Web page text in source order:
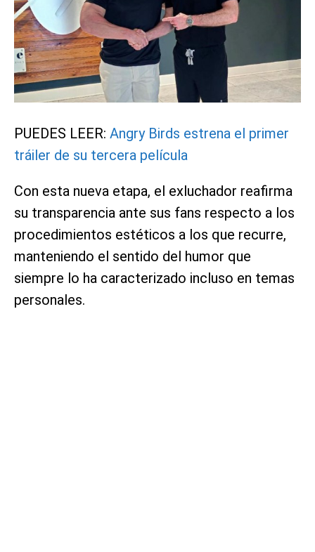
PUEDES LEER: Angry Birds estrena el primer
tráiler de su tercera película
Con esta nueva etapa, el exluchador reafirma
su transparencia ante sus fans respecto a los
procedimientos estéticos a los que recurre,
manteniendo el sentido del humor que
siempre lo ha caracterizado incluso en temas
personales.